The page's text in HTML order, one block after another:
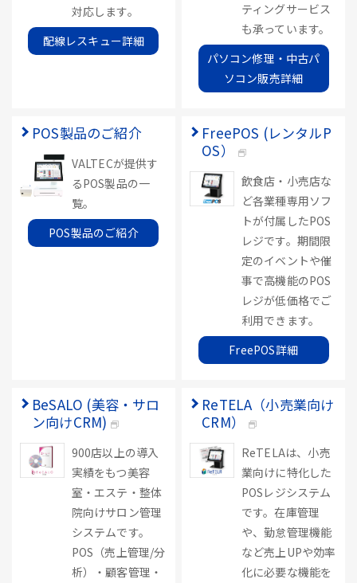
対応します。
配線レスキュー詳細
ティングサービス
も承っています。
パソコン修理・中古パ
ソコン販売詳細
POS製品のご紹介
VALTECが提供す
るPOS製品の一
覧。
POS製品のご紹介
FreePOS (レンタルP
OS）
飲食店・小売店な
ど各業種専用ソフ
トが付属したPOS
レジです。期間限
定のイベントや催
事で高機能のPOS
レジが低価格でご
利用できます。
FreePOS詳細
BeSALO (美容・サロ
ン向けCRM)
900店以上の導入
実績をもつ美容
室・エステ・整体
院向けサロン管理
システムです。
POS（売上管理/分
析）・顧客管理・
ReTELA（小売業向け
CRM）
ReTELAは、小売
業向けに特化した
POSレジシステム
です。在庫管理
や、勤怠管理機能
など売上UPや効率
化に必要な機能を